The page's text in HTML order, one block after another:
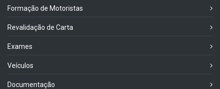
Formação de Motoristas
Revalidação de Carta
Exames
Veículos
Documentação